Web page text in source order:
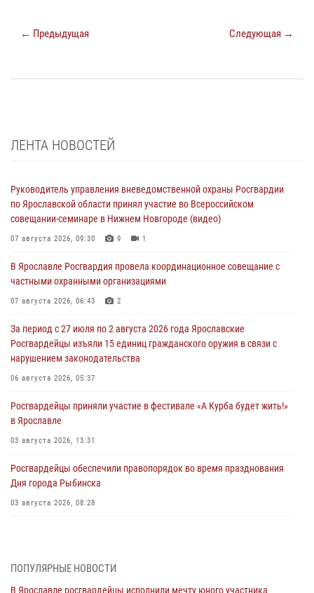
← Предыдущая Следующая →
ЛЕНТА НОВОСТЕЙ
Руководитель управления вневедомственной охраны Росгвардии
по Ярославской области принял участие во Всероссийском
совещании-семинаре в Нижнем Новгороде (видео)
07 августа 2026, 09:30 9 1
В Ярославле Росгвардия провела координационное совещание с
частными охранными организациями
07 августа 2026, 06:43 2
За период с 27 июля по 2 августа 2026 года Ярославские
Росгвардейцы изъяли 15 единиц гражданского оружия в связи с
нарушением законодательства
06 августа 2026, 05:37
Росгвардейцы приняли участие в фестивале «А Курба будет жить!»
в Ярославле
03 августа 2026, 13:31
Росгвардейцы обеспечили правопорядок во время празднования
Дня города Рыбинска
03 августа 2026, 08:28
03 августа 2026, 07:24
ПОПУЛЯРНЫЕ НОВОСТИ
В Ярославле росгвардейцы исполнили мечту юного участника